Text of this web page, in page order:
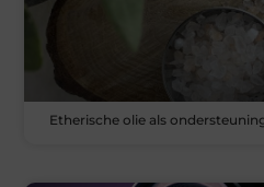
Etherische olie als